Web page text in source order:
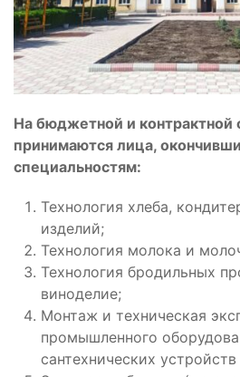
На бюджетной и контрактной
принимаются лица,
специальностям:
Технология хлеба,
изделий;
Технология молока и
Технология бродильных
виноделие;
Монтаж и техническая
промышленного
сантехнических